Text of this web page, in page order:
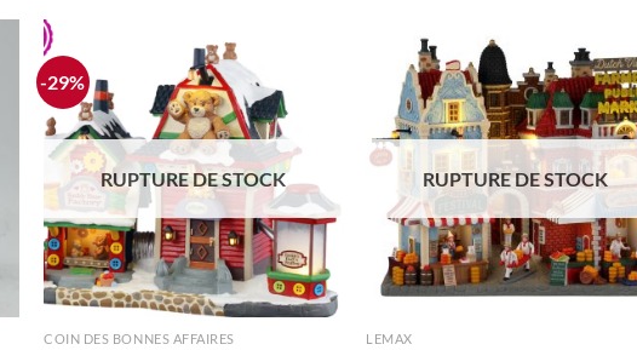
-29%
à la liste
d'envie
+
RUPTURE DE STOCK
COIN DES BONNES AFFAIRES
à la
+
RUPTURE DE STOCK
LEMAX